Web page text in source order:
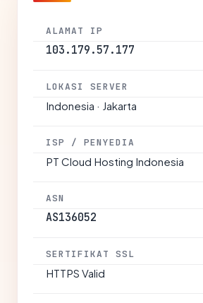
ALAMAT IP
103.179.57.177
LOKASI SERVER
Indonesia · Jakarta
ISP / PENYEDIA
PT Cloud Hosting Indonesia
ASN
AS136052
SERTIFIKAT SSL
HTTPS Valid